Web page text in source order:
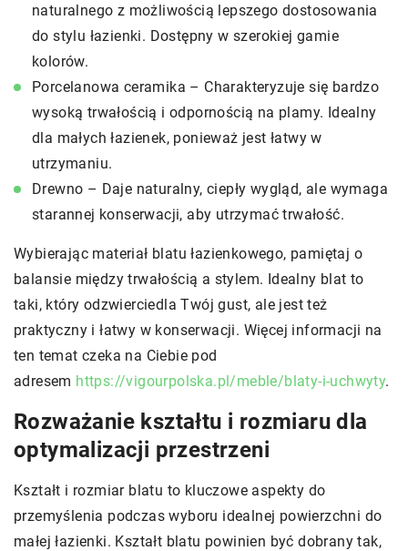
naturalnego z możliwością lepszego dostosowania
do stylu łazienki. Dostępny w szerokiej gamie
kolorów.
Porcelanowa ceramika – Charakteryzuje się bardzo
wysoką trwałością i odpornością na plamy. Idealny
dla małych łazienek, ponieważ jest łatwy w
utrzymaniu.
Drewno – Daje naturalny, ciepły wygląd, ale wymaga
starannej konserwacji, aby utrzymać trwałość.
Wybierając materiał blatu łazienkowego, pamiętaj o
balansie między trwałością a stylem. Idealny blat to
taki, który odzwierciedla Twój gust, ale jest też
praktyczny i łatwy w konserwacji. Więcej informacji na
ten temat czeka na Ciebie pod
adresem https://vigourpolska.pl/meble/blaty-i-uchwyty.
Rozważanie kształtu i rozmiaru dla
optymalizacji przestrzeni
Kształt i rozmiar blatu to kluczowe aspekty do
przemyślenia podczas wyboru idealnej powierzchni do
małej łazienki. Kształt blatu powinien być dobrany tak,